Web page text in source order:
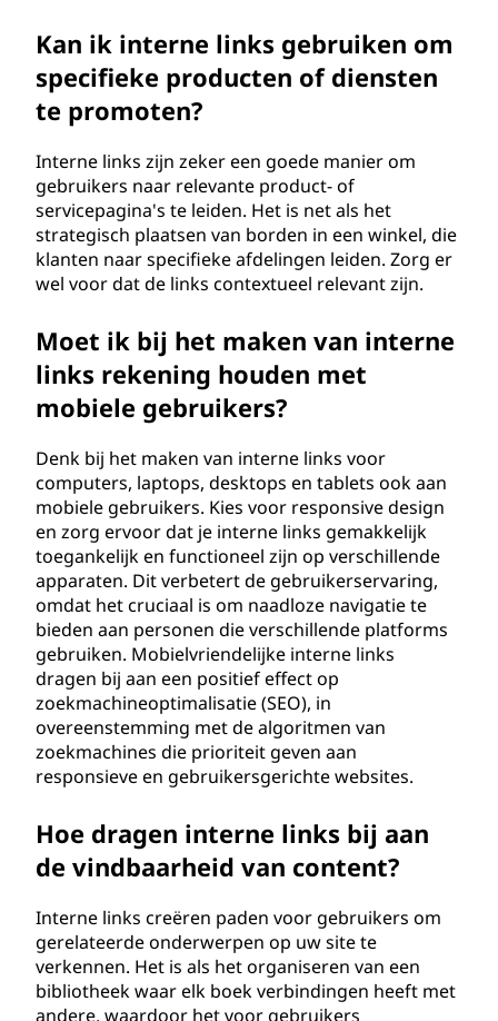
Kan ik interne links gebruiken om
specifieke producten of diensten
te promoten?
Interne links zijn zeker een goede manier om
gebruikers naar relevante product- of
servicepagina's te leiden. Het is net als het
strategisch plaatsen van borden in een winkel, die
klanten naar specifieke afdelingen leiden. Zorg er
wel voor dat de links contextueel relevant zijn.
Moet ik bij het maken van interne
links rekening houden met
mobiele gebruikers?
Denk bij het maken van interne links voor
computers, laptops, desktops en tablets ook aan
mobiele gebruikers. Kies voor responsive design
en zorg ervoor dat je interne links gemakkelijk
toegankelijk en functioneel zijn op verschillende
apparaten. Dit verbetert de gebruikerservaring,
omdat het cruciaal is om naadloze navigatie te
bieden aan personen die verschillende platforms
gebruiken. Mobielvriendelijke interne links
dragen bij aan een positief effect op
zoekmachineoptimalisatie (SEO), in
overeenstemming met de algoritmen van
zoekmachines die prioriteit geven aan
responsieve en gebruikersgerichte websites.
Hoe dragen interne links bij aan
de vindbaarheid van content?
Interne links creëren paden voor gebruikers om
gerelateerde onderwerpen op uw site te
verkennen. Het is als het organiseren van een
bibliotheek waar elk boek verbindingen heeft met
andere, waardoor het voor gebruikers